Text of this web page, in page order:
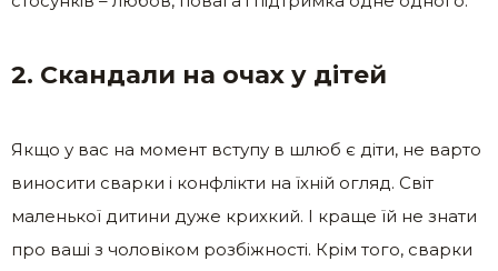
2. Скандали на очах у дітей
Якщо у вас на момент вступу в шлюб є діти, не варто
виносити сварки і конфлікти на їхній огляд. Світ
маленької дитини дуже крихкий. І краще їй не знати
про ваші з чоловіком розбіжності. Крім того, сварки